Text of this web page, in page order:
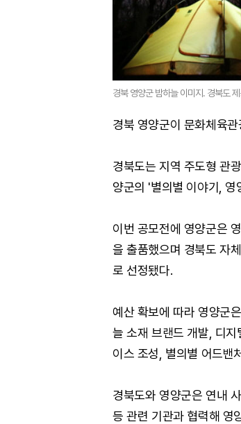
경북 영양군 밤하늘 이미지. 경북도
경북 영양군이 문화체육
경북도는 지역 주도형 관
양군의 '별의별 이야기,
이번 공모전에 영양군은
을 출품했으며 경북도 자
로 선정됐다.
예산 확보에 따라 영양군
늘 소재 브랜드 개발, 디
이스 조성, 별의별 어드밴
경북도와 영양군은 연내
등 관련 기관과 협력해 영